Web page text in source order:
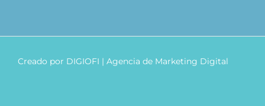
Creado por DIGIOFI | Agencia de Marketing Digital